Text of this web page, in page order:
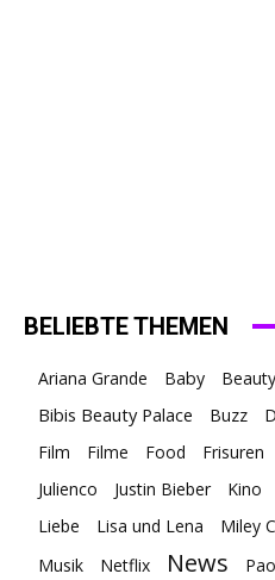
BELIEBTE THEMEN
Ariana Grande Baby Beauty
Bibis Beauty Palace Buzz
Film
Filme Food Frisuren
Julienco
Justin Bieber Kino
Liebe
Lisa und Lena Miley
Musik
Netflix News